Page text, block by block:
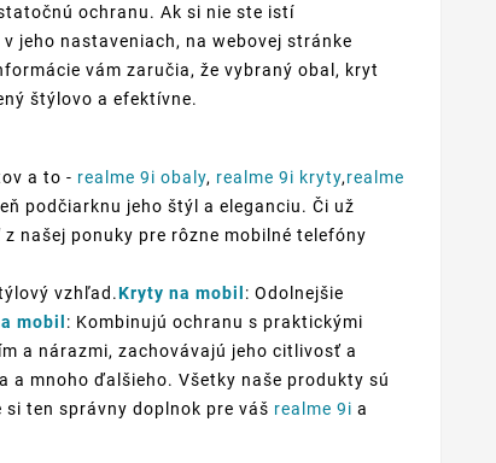
ochranu. Ak si nie ste istí
jeho nastaveniach, na webovej stránke
vám zaručia, že vybraný obal, kryt
štýlovo a efektívne.
a to - realme 9i obaly, realme 9i kryty,realme
podčiarknu jeho štýl a eleganciu. Či už
našej ponuky pre rôzne mobilné telefóny
vzhľad.Kryty na mobil : Odolnejšie
mobil : Kombinujú ochranu s praktickými
a nárazmi, zachovávajú jeho citlivosť a
mnoho ďalšieho. Všetky naše produkty sú
ten správny doplnok pre váš realme 9i a